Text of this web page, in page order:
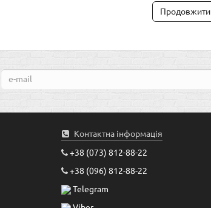
Продовжити
Контактна інформація
+38 (073) 812-88-22
+38 (096) 812-88-22
Telegram